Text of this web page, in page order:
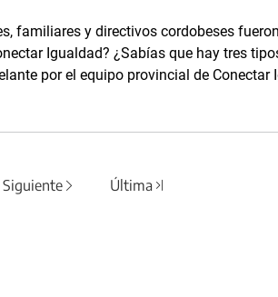
familiares y directivos cordobeses
Igualdad? ¿Sabías que hay tres
por el equipo provincial de Conectar
Siguiente Última